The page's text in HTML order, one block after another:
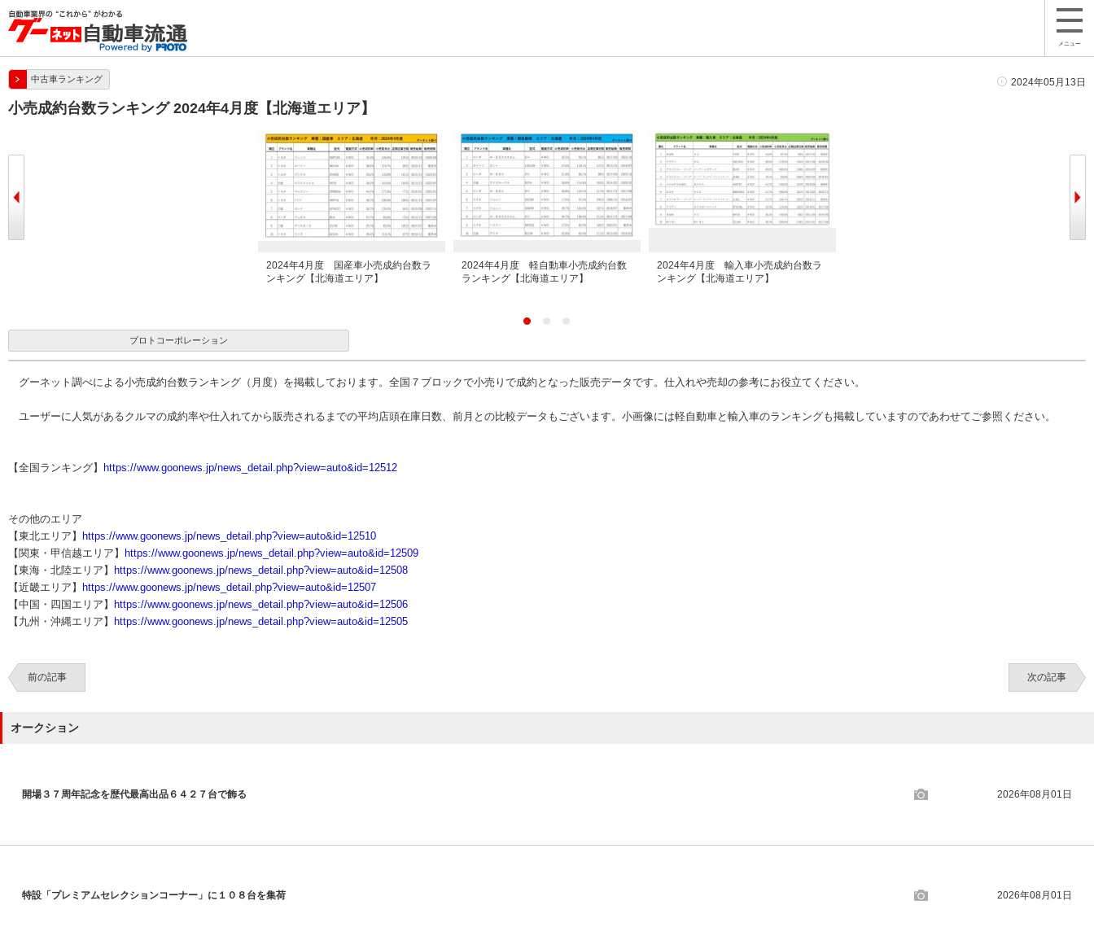
メニュー
中古車ランキング 2024年05月13日
小売成約台数ランキング 2024年4月度【北海道エリア】
2024年4月度 国産車小売成約台数ラ
ンキング【北海道エリア】
2024年4月度 軽自動車小売成約台数
ランキング【北海道エリア】
2024年4月度 輸入車小売成約台数ラ
ンキング【北海道エリア】
プロトコーポレーション
グーネット調べによる小売成約台数ランキング（月度）を掲載しております。全国７ブロックで小売りで成約となった販売データです。仕入れや売却の参考にお役立てください。
ユーザーに人気があるクルマの成約率や仕入れてから販売されるまでの平均店頭在庫日数、前月との比較データもございます。小画像には軽自動車と輸入車のランキングも掲載していますのであわせてご参照ください。
【全国ランキング】 https://www.goonews.jp/news_detail.php?view=auto&id=12512
その他のエリア
【東北エリア】
https://www.goonews.jp/news_detail.php?view=auto&id=12510
【関東・甲信越エリア】
https://www.goonews.jp/news_detail.php?view=auto&id=12509
【東海・北陸エリア】
https://www.goonews.jp/news_detail.php?view=auto&id=12508
【近畿エリア】
https://www.goonews.jp/news_detail.php?view=auto&id=12507
【中国・四国エリア】
https://www.goonews.jp/news_detail.php?view=auto&id=12506
【九州・沖縄エリア】
https://www.goonews.jp/news_detail.php?view=auto&id=12505
前の記事 次の記事
オークション
開場３７周年記念を歴代最高出品６４２７台で飾る 2026年08月01日
特設「プレミアムセレクションコーナー」に１０８台を集荷 2026年08月01日